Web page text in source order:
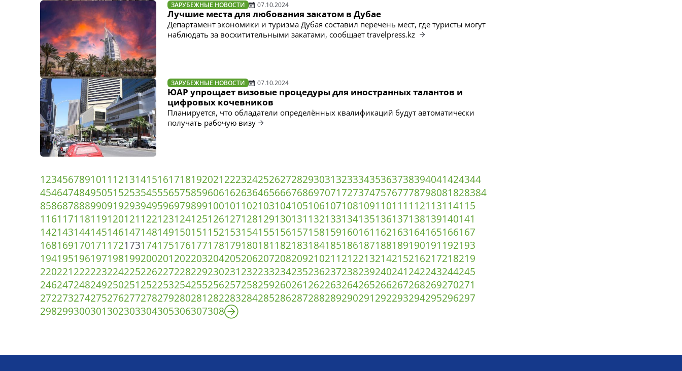
ЗАРУБЕЖНЫЕ НОВОСТИ 07.10.2024
Лучшие места для любования закатом в Дубае
Департамент экономики и туризма Дубая составил перечень мест, где туристы могут
наблюдать за восхитительными закатами, сообщает travelpress.kz
ЗАРУБЕЖНЫЕ НОВОСТИ 07.10.2024
ЮАР упрощает визовые процедуры для иностранных талантов и
цифровых кочевников
Планируется, что обладатели определённых квалификаций будут автоматически
получать рабочую визу
1234567891011 121314151617181920212223242526272829303132333435363738394041424344
45464748495051525354555657585960616263646566676869707172737475767778798081828384
858687888990919293949596979899100101 102103104105106107108109110111 112113114115
116117118119120121 122123124125126127128129130131 132133134135136137138139140141
142143144145146147148149150151 152153154155156157158159160161 162163164165166167
168169170171 172173174175176177178179180181 182183184185186187188189190191 192193
194195196197198199200201202203204205206207208209210211212213214215216217218219
220221222223224225226227228229230231232233234235236237238239240241242243244245
246247248249250251252253254255256257258259260261262263264265266267268269270271
272273274275276277278279280281282283284285286287288289290291292293294295296297
298299300301302303304305306307308